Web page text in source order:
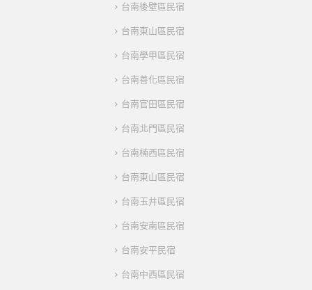
台南後壁區民宿
台南東山區民宿
台南學甲區民宿
台南善化區民宿
台南官田區民宿
台南北門區民宿
台南楠西區民宿
台南東山區民宿
台南玉井區民宿
台南安南區民宿
台南安平民宿
台南中西區民宿